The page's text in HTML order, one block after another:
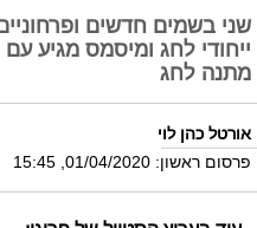
שני בשמים חדשים
ייחודי לחג ומיסמס מגיע
מתנה לחג
אורטל כהן לוי
פרסום ראשון: 01/04/2020, 15:45